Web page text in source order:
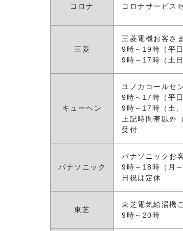
コロナ コロナサービス
三菱
三菱電機お客さ
9時～19時（平日
9時～17時（土
キューヘン
ユノカコールセ
9時～17時（平日
9時～17時（土、
上記時間帯以外
受付
パナソニック
パナソニックお
9時～18時（月～
日祝は定休
東芝
東芝電気給湯機
9時～20時